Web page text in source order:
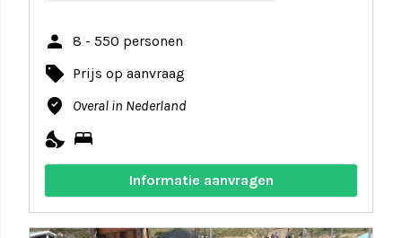
person 8 - 550 personen
local_offer Prijs op aanvraag
where_to_vote Overal in Nederland
nights_stay bed
Informatie aanvragen